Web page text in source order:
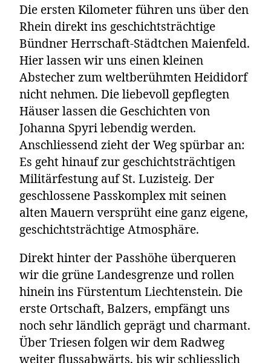
Die ersten Kilometer führen uns über den
Rhein direkt ins geschichtsträchtige
Bündner Herrschaft-Städtchen Maienfeld.
Hier lassen wir uns einen kleinen
Abstecher zum weltberühmten Heididorf
nicht nehmen. Die liebevoll gepflegten
Häuser lassen die Geschichten von
Johanna Spyri lebendig werden.
Anschliessend zieht der Weg spürbar an:
Es geht hinauf zur geschichtsträchtigen
Militärfestung auf St. Luzisteig. Der
geschlossene Passkomplex mit seinen
alten Mauern versprüht eine ganz eigene,
geschichtsträchtige Atmosphäre.
Direkt hinter der Passhöhe überqueren
wir die grüne Landesgrenze und rollen
hinein ins Fürstentum Liechtenstein. Die
erste Ortschaft, Balzers, empfängt uns
noch sehr ländlich geprägt und charmant.
Über Triesen folgen wir dem Radweg
weiter flussabwärts, bis wir schliesslich